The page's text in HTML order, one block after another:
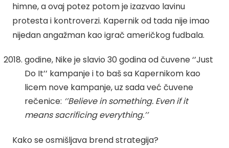
himne, a ovaj potez potom je izazvao lavinu
protesta i kontroverzi. Kapernik od tada nije imao
nijedan angažman kao igrač američkog fudbala.
godine, Nike je slavio 30 godina od čuvene ‘’Just
Do It’’ kampanje i to baš sa Kapernikom kao
licem nove kampanje, uz sada već čuvene
rečenice: ‘’Believe in something. Even if it
means sacrificing everything.’’
Kako se osmišljava brend strategija?